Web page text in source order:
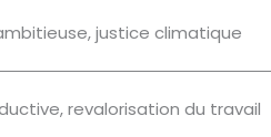
justice climatique
revalorisation du travail